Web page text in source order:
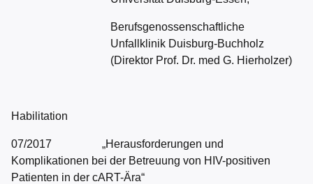
Berufsgenossenschaftliche
Unfallklinik Duisburg-Buchholz
(Direktor Prof. Dr. med G. Hierholzer)
Habilitation
07/2017 „Herausforderungen und
Komplikationen bei der Betreuung von HIV-positiven
Patienten in der cART-Ära“